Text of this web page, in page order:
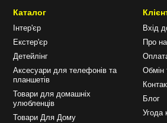
Каталог
Інтер'єр
Екстер'єр
Детейлінг
Аксесуари для телефонів та
планшетів
Товари для домашніх
улюбленців
Товари Для Дому
Вхід
Про
Обмін
Блог
Угода